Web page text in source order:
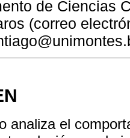
de Ciencias
(correo
analiza el